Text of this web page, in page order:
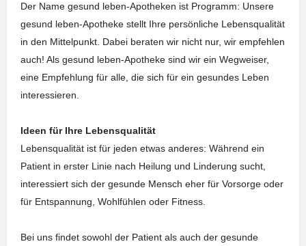
Der Name gesund leben-Apotheken ist Programm: Unsere
gesund leben-Apotheke stellt Ihre persönliche Lebensqualität
in den Mittelpunkt. Dabei beraten wir nicht nur, wir empfehlen
auch! Als gesund leben-Apotheke sind wir ein Wegweiser,
eine Empfehlung für alle, die sich für ein gesundes Leben
interessieren.
Ideen für Ihre Lebensqualität
Lebensqualität ist für jeden etwas anderes: Während ein
Patient in erster Linie nach Heilung und Linderung sucht,
interessiert sich der gesunde Mensch eher für Vorsorge oder
für Entspannung, Wohlfühlen oder Fitness.
Bei uns findet sowohl der Patient als auch der gesunde